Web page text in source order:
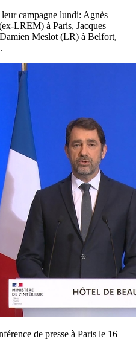
campagne lundi: Agnès
LREM) à Paris, Jacques
Meslot (LR) à Belfort,
de presse à Paris le 16